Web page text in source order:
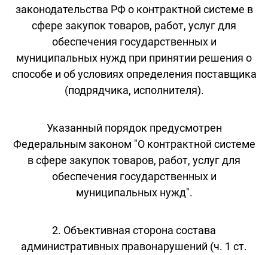
законодательства РФ о контрактной системе в
сфере закупок товаров, работ, услуг для
обеспечения государственных и
муниципальных нужд при принятии решения о
способе и об условиях определения поставщика
(подрядчика, исполнителя).
Указанный порядок предусмотрен
Федеральным законом "О контрактной системе
в сфере закупок товаров, работ, услуг для
обеспечения государственных и
муниципальных нужд".
2. Объективная сторона состава
административных правонарушений (ч. 1 ст.